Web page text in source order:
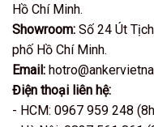
Hồ Chí Minh.
Showroom: Số 24 Út
phố Hồ Chí Minh.
Email:
Điện thoại liên hệ:
- HCM: 0967 959 248